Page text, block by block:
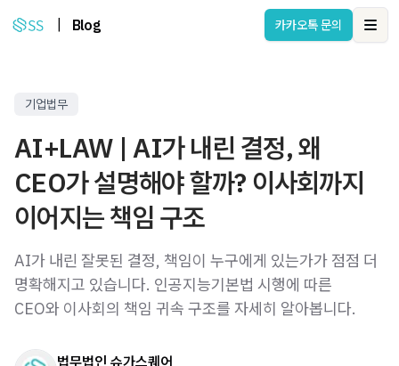
Blog 카카오톡 문의
기업법무
AI+LAW | AI가 내린 결정, 왜
CEO가 설명해야 할까? 이사회까지
이어지는 책임 구조
AI가 내린 잘못된 결정, 책임이 누구에게 있는가가 점점 더
명확해지고 있습니다. 인공지능기본법 시행에 따른
CEO와 이사회의 책임 귀속 구조를 자세히 알아봅니다.
법무법인 슈가스퀘어